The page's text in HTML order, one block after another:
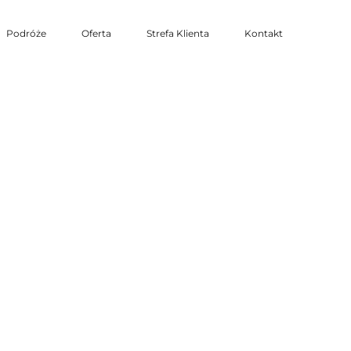
Podróże Oferta Strefa Klienta Kontakt